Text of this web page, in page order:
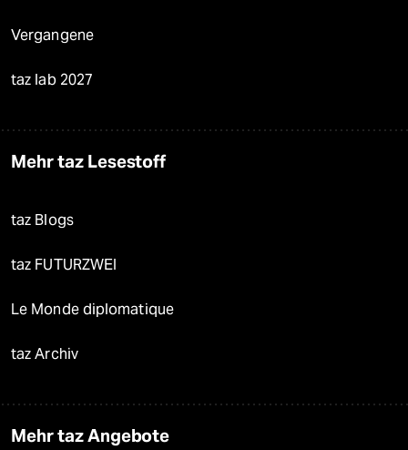
Vergangene
taz lab 2027
Mehr taz Lesestoff
taz Blogs
taz FUTURZWEI
Le Monde diplomatique
taz Archiv
Mehr taz Angebote